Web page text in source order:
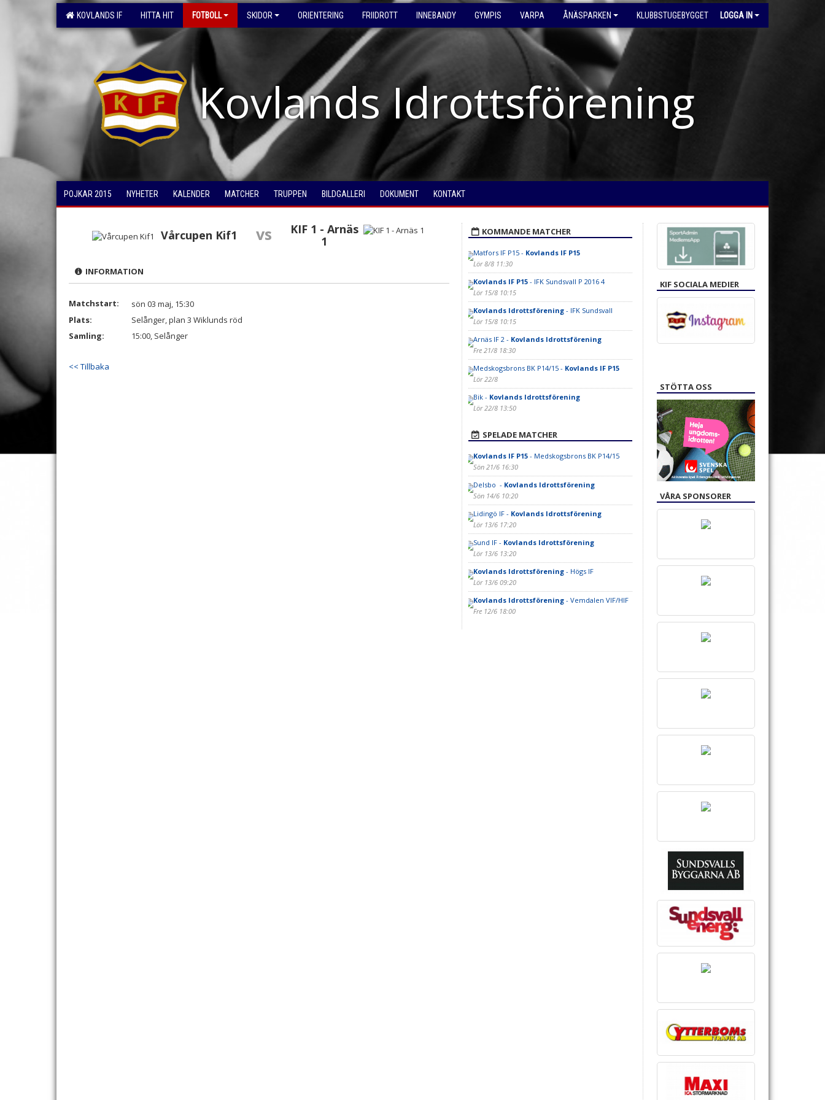
KOVLANDS IF HITTA HIT FOTBOLL SKIDOR ORIENTERING FRIIDROTT INNEBANDY GYMPIS VARPA ÅNÄSPARKEN KLUBBSTUGEBYGGET LOGGA IN
Kovlands Idrottsförening
POJKAR 2015 NYHETER KALENDER MATCHER TRUPPEN BILDGALLERI DOKUMENT KONTAKT
Vårcupen Kif1 vs
KIF 1 - Arnäs
1
INFORMATION
Matchstart:
sön 03 maj, 15:30
Plats:
Selånger, plan 3 Wiklunds röd
Samling:
15:00, Selånger
<< Tillbaka
KOMMANDE MATCHER
Matfors IF P15 - Kovlands IF P15
Lör 8/8 11:30
Kovlands IF P15- IFK Sundsvall P 2016 4
Lör 15/8 10:15
Kovlands Idrottsförening- IFK Sundsvall
Lör 15/8 10:15
Arnäs IF 2 - Kovlands Idrottsförening
Fre 21/8 18:30
Medskogsbrons BK P14/15 - Kovlands IF P15
Lör 22/8
Bik - Kovlands Idrottsförening
Lör 22/8 13:50
SPELADE MATCHER
Kovlands IF P15- Medskogsbrons BK P14/15
Sön 21/6 16:30
Delsbo - Kovlands Idrottsförening
Sön 14/6 10:20
Lidingö IF - Kovlands Idrottsförening
Lör 13/6 17:20
Sund IF - Kovlands Idrottsförening
Lör 13/6 13:20
Kovlands Idrottsförening- Högs IF
Lör 13/6 09:20
Kovlands Idrottsförening- Vemdalen VIF/HIF
Fre 12/6 18:00
KIF SOCIALA MEDIER
STÖTTA OSS
VÅRA SPONSORER